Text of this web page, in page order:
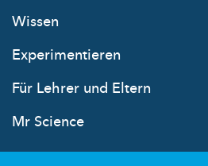
Wissen
Experimentieren
Für Lehrer und Eltern
Mr Science